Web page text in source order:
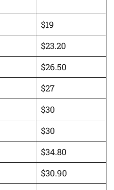
$19
$23.20
$26.50
$27
$30
$30
$34.80
$30.90